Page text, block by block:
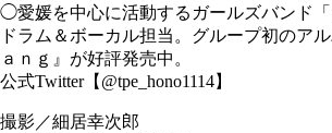
◯愛媛を中心に活動するガールズバンド
ドラム＆ボーカル担当。グループ初のア
ａｎｇ』が好評発売中。
公式Twitter【@tpe_hono1114】
撮影／細居幸次郎